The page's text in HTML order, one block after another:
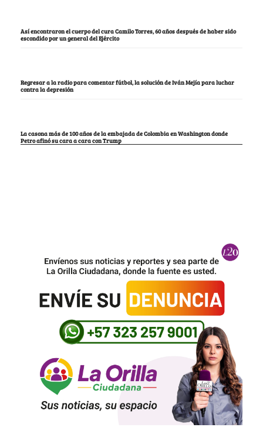
Así encontraron el cuerpo del cura Camilo Torres, 60 años después de haber sido
escondido por un general del Ejército
Regresar a la radio para comentar fútbol, la solución de Iván Mejía para luchar
contra la depresión
La casona más de 100 años de la embajada de Colombia en Washington donde
Petro afinó su cara a cara con Trump